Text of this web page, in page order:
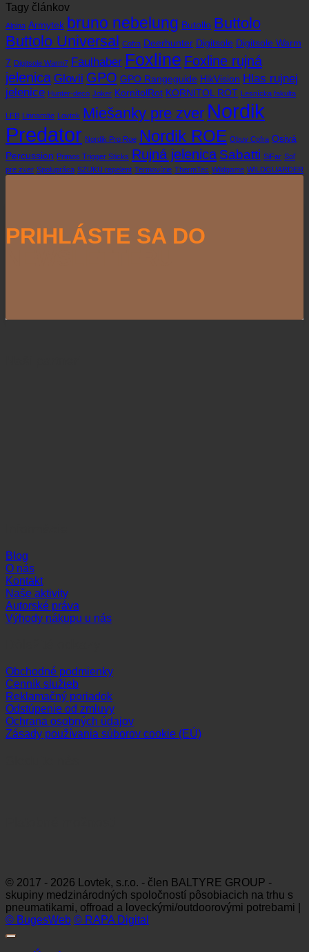
OPTIKY
pre
parohy?
Tagy článkov
Alpina Armytek bruno nebelung Butollo Buttolo
Buttolo Universal Cofra Deerhunter Digitsole Digitsole Warm
7 Digitsole Warm7 Faulhaber Foxline Foxline rujná
jelenica Glovii GPO GPO Rangeguide HikVision Hlas rujnej
jelenice Hunter-deco Joker KornitolRot KORNITOL ROT Lesnícka fakulta
LFB Linnamäe Lovtek Miešanky pre zver Nordik
Predator Nordik Pro Roe Nordik ROE Obuv Cofra Osivá
Percussion Primos Trigger Sticks Rujná jelenica Sabatti SiFar Soľ
pre zver Spolupráca SZUKU repelent Termovízie ThermTec Wildgame WILDGUARDER
PRIHLÁSTE SA DO
Blog
O nás
Kontakt
Naše aktivity
Autorské práva
Výhody nákupu u nás
Obchodné podmienky
Cenník služieb
Reklamačný poriadok
Odstúpenie od zmluvy
Ochrana osobných údajov
Zásady používania súborov cookie (EÚ)
© 2017 - 2026 Lovtek, s.r.o. - člen BALTYRE GROUP -
skupiny medzinárodných spoločností pôsobiacich na trhu s
pneumatikami, offroad a loveckými/outdoorovými potrebami |
© BugesWeb © RAPA Digital